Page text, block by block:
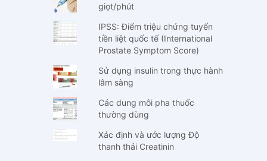
giọt/phút
IPSS: Điểm triệu chứng tuyến
tiền liệt quốc tế (International
Prostate Symptom Score)
Sử dụng insulin trong thực hành
lâm sàng
Các dung môi pha thuốc
thường dùng
Xác định và ước lượng Độ
thanh thải Creatinin